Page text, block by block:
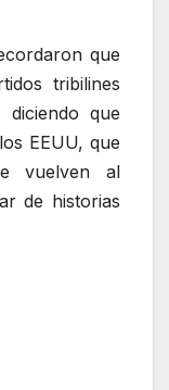
que
tribilines
que
EEUU, que
vuelven al
de historias